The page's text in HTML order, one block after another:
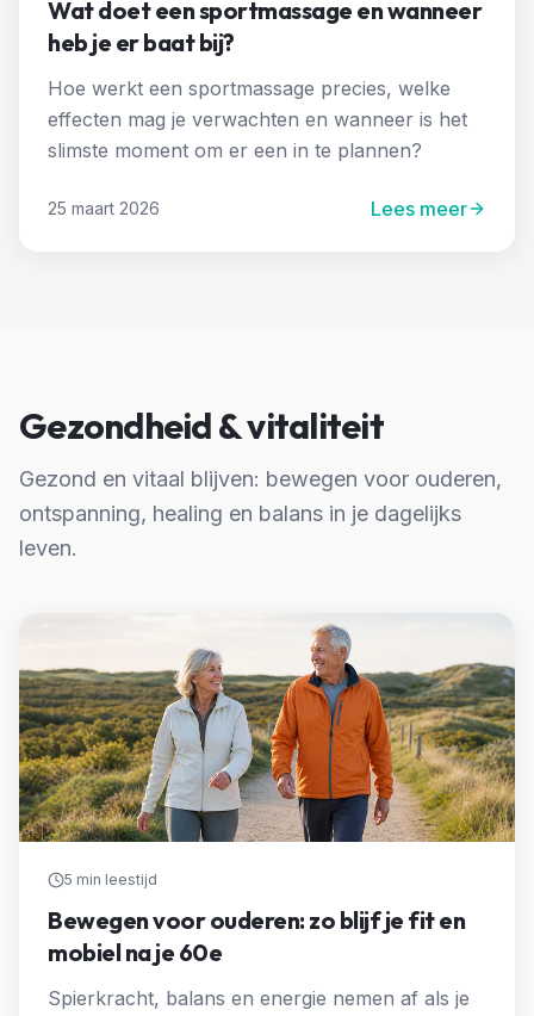
Wat doet een sportmassage en wanneer
heb je er baat bij?
Hoe werkt een sportmassage precies, welke
effecten mag je verwachten en wanneer is het
slimste moment om er een in te plannen?
25 maart 2026 Lees meer
Gezondheid & vitaliteit
Gezond en vitaal blijven: bewegen voor ouderen,
ontspanning, healing en balans in je dagelijks
leven.
5 min leestijd
Bewegen voor ouderen: zo blijf je fit en
mobiel na je 60e
Spierkracht, balans en energie nemen af als je